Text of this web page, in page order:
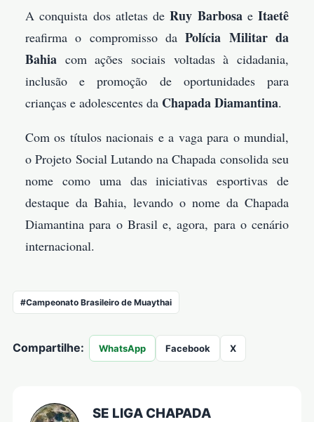
A conquista dos atletas deRuy Barbosae Itaetê
reafirma o compromisso daPolícia Militar da
Bahia com ações sociais voltadas à cidadania,
inclusão e promoção de oportunidades para
crianças e adolescentes da Chapada Diamantina.
Com os títulos nacionais e a vaga para o mundial,
o Projeto Social Lutando na Chapada consolida seu
nome como uma das iniciativas esportivas de
destaque da Bahia, levando o nome da Chapada
Diamantina para o Brasil e, agora, para o cenário
internacional.
#Campeonato Brasileiro de Muaythai
Compartilhe: WhatsApp Facebook X
SE LIGA CHAPADA